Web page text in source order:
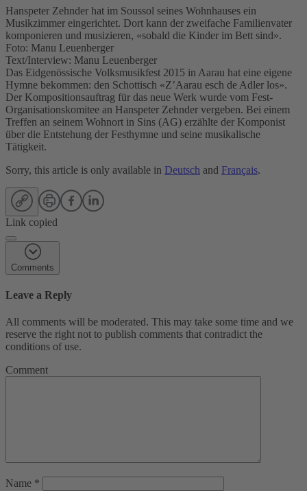
Hanspeter Zehnder hat im Soussol seines Wohnhauses ein
Musikzimmer eingerichtet. Dort kann der zweifache Familienvater
komponieren und musizieren, «sobald die Kinder im Bett sind».
Foto: Manu Leuenberger
Text/Interview: Manu Leuenberger
Das Eidgenössische Volksmusikfest 2015 in Aarau hat eine eigene
Hymne bekommen: den Schottisch «Z’Aarau esch de Adler los».
Der Kompositionsauftrag für das neue Werk wurde vom Fest-
Organisationskomitee an Hanspeter Zehnder vergeben. Bei einem
Treffen an seinem Wohnort in Sins (AG) erzählte der Komponist
über die Entstehung der Festhymne und seine musikalische
Tätigkeit.
Sorry, this article is only available in Deutsch and Français.
Link copied
Comments
Leave a Reply
All comments will be moderated. This may take some time and we
reserve the right not to publish comments that contradict the
conditions of use.
Comment
Name *